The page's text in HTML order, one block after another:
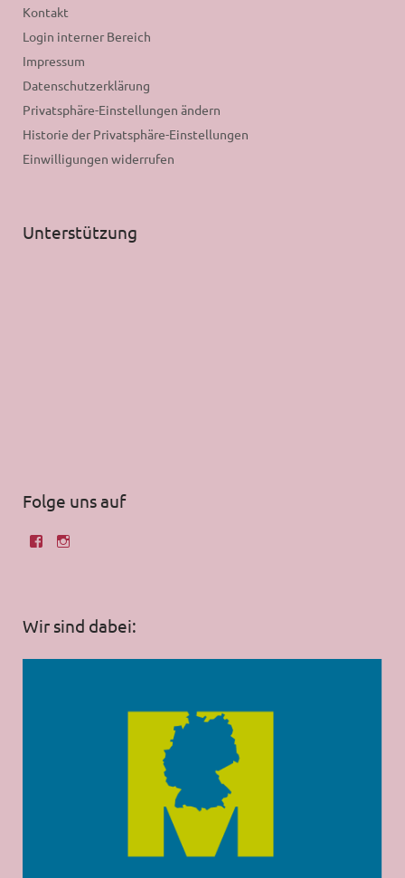
Kontakt
Login interner Bereich
Impressum
Datenschutzerklärung
Privatsphäre-Einstellungen ändern
Historie der Privatsphäre-Einstellungen
Einwilligungen widerrufen
Unterstützung
Folge uns auf
Wir sind dabei: